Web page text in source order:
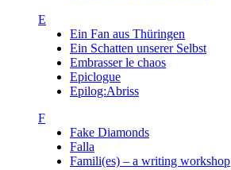
E
Ein Fan aus Thüringen
Ein Schatten unserer Selbst
Embrasser le chaos
Epiclogue
Epilog:Abriss
F
Fake Diamonds
Falla
Famili(es) – a writing workshop